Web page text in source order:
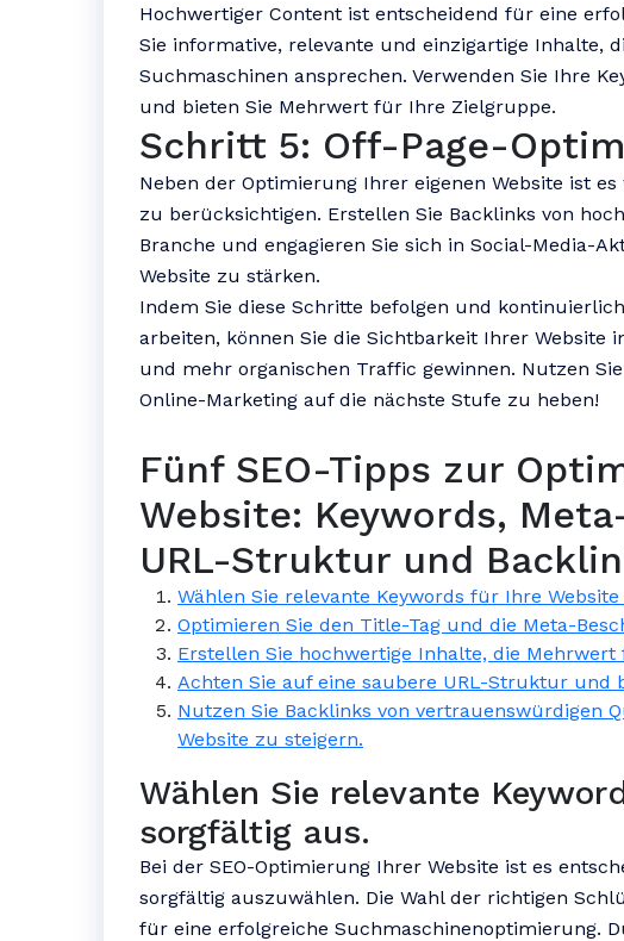
Hochwertiger Content ist entscheidend für eine
Sie informative, relevante und einzigartige Inhalte,
Suchmaschinen ansprechen. Verwenden Sie Ihre
und bieten Sie Mehrwert für Ihre Zielgruppe.
Schritt 5: Off-Page-
Neben der Optimierung Ihrer eigenen Website ist
zu berücksichtigen. Erstellen Sie Backlinks von
Branche und engagieren Sie sich in Social-Media-
Website zu stärken.
Indem Sie diese Schritte befolgen und
arbeiten, können Sie die Sichtbarkeit Ihrer Website
und mehr organischen Traffic gewinnen. Nutzen
Online-Marketing auf die nächste Stufe zu heben!
Fünf SEO-Tipps zur
Website: Keywords,
URL-Struktur und
Wählen Sie relevante Keywords für Ihre
Optimieren Sie den Title-Tag und die Meta-
Erstellen Sie hochwertige Inhalte, die
Achten Sie auf eine saubere URL-Struktur und
Nutzen Sie Backlinks von vertrauenswürdigen
Website zu steigern.
Wählen Sie relevante
sorgfältig aus.
Bei der SEO-Optimierung Ihrer Website ist es
sorgfältig auszuwählen. Die Wahl der richtigen
für eine erfolgreiche Suchmaschinenoptimierung.